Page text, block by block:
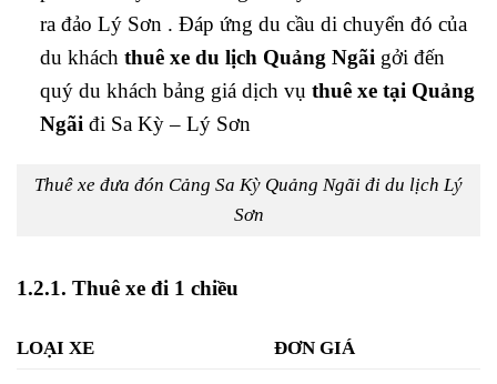
ra đảo Lý Sơn . Đáp ứng du cầu di chuyển đó của
du khách thuê xe du lịch Quảng Ngãi gởi đến
quý du khách bảng giá dịch vụ thuê xe tại Quảng
Ngãi đi Sa Kỳ – Lý Sơn
Thuê xe đưa đón Cảng Sa Kỳ Quảng Ngãi đi du lịch Lý
Sơn
1.2.1. Thuê xe đi 1 chiều
LOẠI XE ĐƠN GIÁ